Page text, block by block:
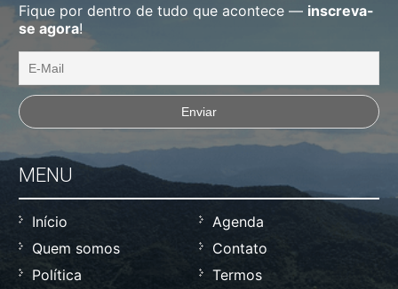
Fique por dentro de tudo que acontece — inscreva-
se agora!
MENU
Início
Agenda
Quem somos
Contato
Política
Termos